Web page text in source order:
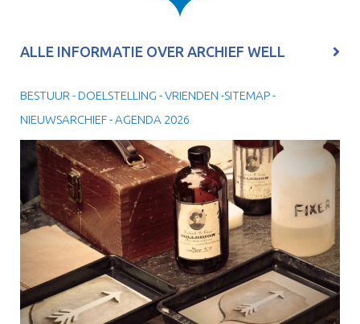
ALLE INFORMATIE OVER ARCHIEF WELL
BESTUUR - DOELSTELLING - VRIENDEN -SITEMAP -
NIEUWSARCHIEF - AGENDA 2026